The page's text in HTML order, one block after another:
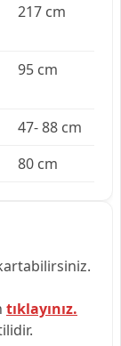
217 cm
95 cm
47- 88 cm
80 cm
tıklayınız.